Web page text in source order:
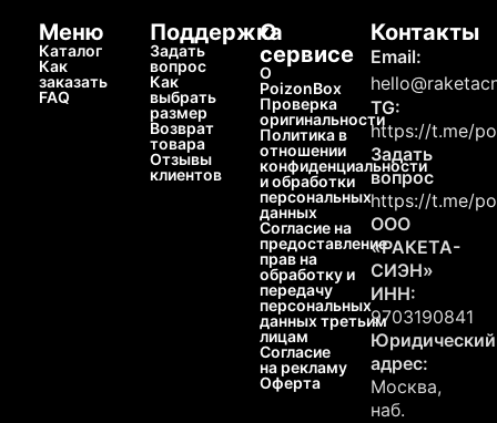
Меню
Каталог
Как
заказать
FAQ
Поддержка
Задать
вопрос
Как
выбрать
размер
Возврат
товара
Отзывы
клиентов
О
сервисе
О
PoizonBox
Проверка
оригинальности
Политика в
отношении
конфиденциальности
и обработки
персональных
данных
Согласие на
предоставление
прав на
обработку и
передачу
персональных
данных третьим
лицам
Согласие
на рекламу
Оферта
Контакты
Email:
TG:
https://t.me/
Задать
вопрос
https://t.me/
ООО
«РАКЕТА-
СИЭН»
ИНН:
9703190841
Юридический
адрес:
Москва,
наб.